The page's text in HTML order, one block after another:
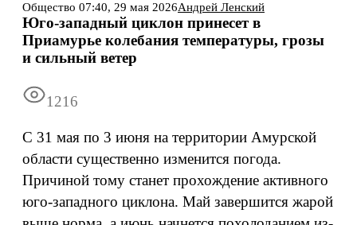
Информация Подписка Все новости Архив
Общество 07:40, 29 мая 2026Андрей Ленский
Юго-западный циклон принесет в
Приамурье колебания температуры, грозы
и сильный ветер
1216
C 31 мая по 3 июня на территории Амурской
области существенно изменится погода.
Причиной тому станет прохождение активного
юго-западного циклона. Май завершится жарой